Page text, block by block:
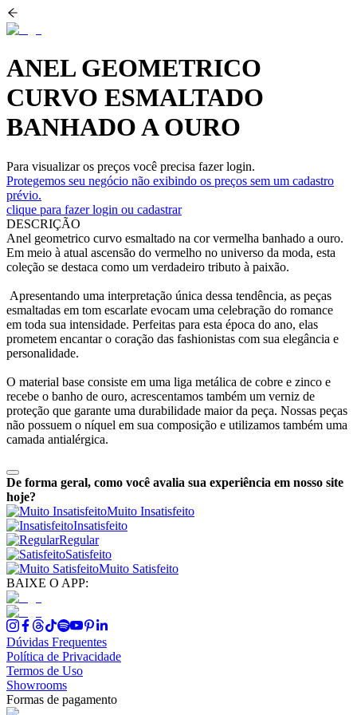
ANEL GEOMETRICO
CURVO ESMALTADO
BANHADO A OURO
Para visualizar os preços você precisa fazer login.
Protegemos seu negócio não exibindo os preços sem um cadastro
prévio.
clique para fazer login ou cadastrar
DESCRIÇÃO
Anel geometrico curvo esmaltado na cor vermelha banhado a ouro.
Em meio à atual ascensão do vermelho no universo da moda, esta
coleção se destaca como um verdadeiro tributo à paixão.
Apresentando uma interpretação única dessa tendência, as peças
esmaltadas em tom escarlate evocam uma celebração do romance
em toda sua intensidade. Perfeitas para esta época do ano, elas
prometem encantar o coração das fashionistas com sua elegância e
personalidade.
O material base consiste em uma liga metálica de cobre e zinco e
recebe o banho de ouro, acrescentamos também um verniz de
proteção que garante uma durabilidade maior da peça. Nossas peças
não possuem o níquel em sua composição e utilizamos também uma
camada antialérgica.
De forma geral, como você avalia sua experiência em nosso site
hoje?
Muito Insatisfeito
Insatisfeito
Regular
Satisfeito
Muito Satisfeito
BAIXE O APP:
Dúvidas Frequentes
Política de Privacidade
Termos de Uso
Showrooms
Formas de pagamento